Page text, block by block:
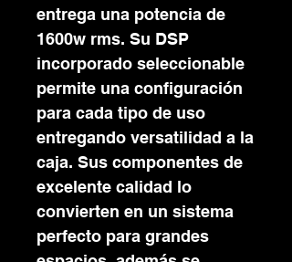
entrega una potencia de
1600w rms. Su DSP
incorporado seleccionable
permite una configuración
para cada tipo de uso
entregando versatilidad a la
caja. Sus componentes de
excelente calidad lo
convierten en un sistema
perfecto para grandes